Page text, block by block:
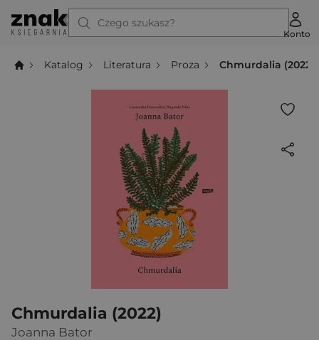
Czego szukasz?
Konto
Katalog Literatura Proza Chmurdalia (2022)
Chmurdalia (2022)
Joanna Bator